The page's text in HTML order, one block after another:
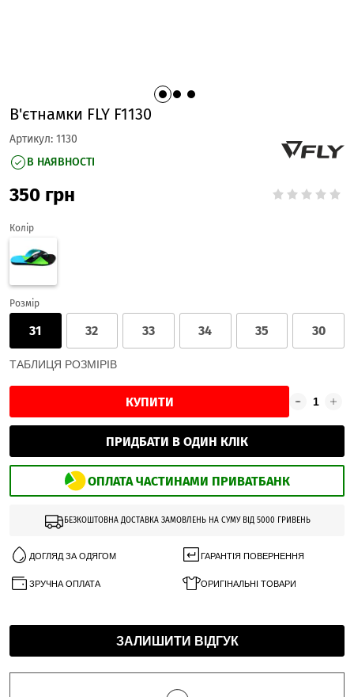
В'єтнамки FLY F1130
Артикул: 1130
В НАЯВНОСТІ
350 грн
Колір
Розмір
31 32 33 34 35 30
ТАБЛИЦЯ РОЗМІРІВ
КУПИТИ
ПРИДБАТИ В ОДИН КЛІК
ОПЛАТА ЧАСТИНАМИ ПРИВАТБАНК
БЕЗКОШТОВНА ДОСТАВКА ЗАМОВЛЕНЬ НА СУМУ ВІД 5000 ГРИВЕНЬ
ДОГЛЯД ЗА ОДЯГОМ ГАРАНТІЯ ПОВЕРНЕННЯ
ЗРУЧНА ОПЛАТА ОРИГІНАЛЬНІ ТОВАРИ
ЗАЛИШИТИ ВІДГУК